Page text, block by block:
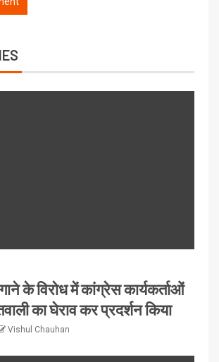
के विरोध में कांग्रेस कार्यकर्ताओं
का घेराव कर प्रदर्शन किया
Vishul Chauhan